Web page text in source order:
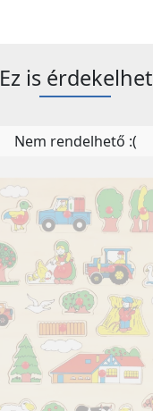
Ez is érdekelhet
Nem rendelhető :(